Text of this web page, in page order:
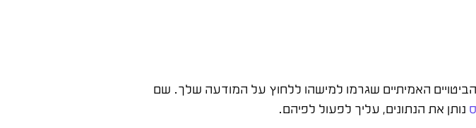
האמיתיים שגרמו למישהו ללחוץ על המודעה שלך. שם
נותן את הנתונים, עליך לפעול לפיהם.